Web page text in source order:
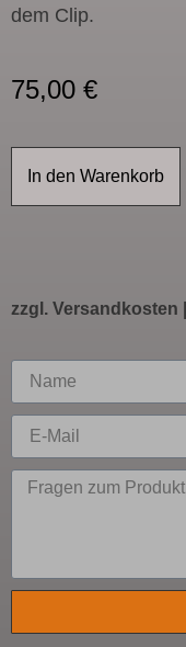
dem Clip.
75,00 €
In den Warenkorb
zzgl. Versandkosten